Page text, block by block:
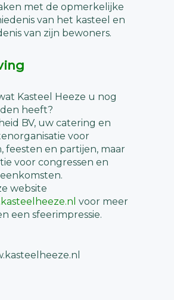
met de opmerkelijke
van het kasteel en
van zijn bewoners.
Kasteel Heeze u nog
heeft?
BV, uw catering en
voor
feesten en partijen, maar
voor congressen en
website
voor meer
een sfeerimpressie.